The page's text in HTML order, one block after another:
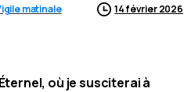
matinale 14 février 2026
où je susciterai à